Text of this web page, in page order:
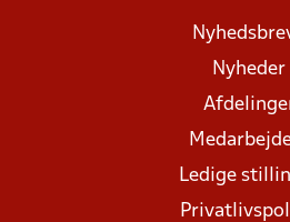
Nyheder
Ledige